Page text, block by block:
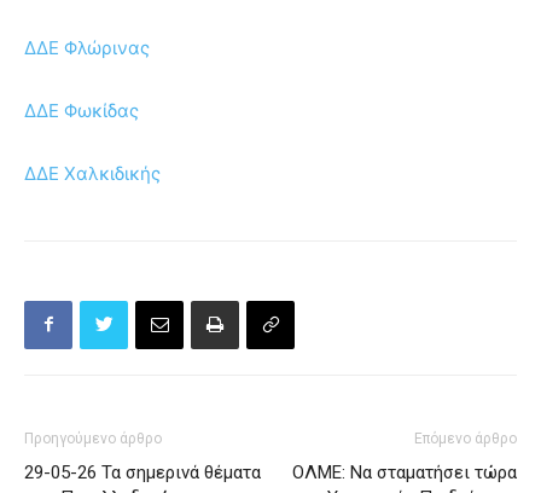
ΔΔΕ Φλώρινας
ΔΔΕ Φωκίδας
ΔΔΕ Χαλκιδικής
Προηγούμενο άρθρο
29-05-26 Τα σημερινά θέματα
Επόμενο άρθρο
ΟΛΜΕ: Να σταματήσει τώρα